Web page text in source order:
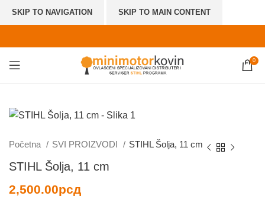
SKIP TO NAVIGATION SKIP TO MAIN CONTENT
0
Početna SVI PROIZVODI STIHL Šolja, 11 cm
STIHL Šolja, 11 cm
2,500.00рсд